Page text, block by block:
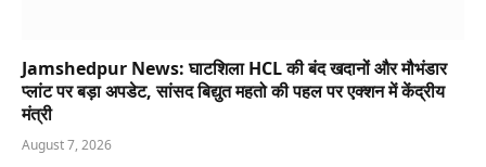
Jamshedpur News: घाटशिला HCL की बंद खदानों और मौभंडार
प्लांट पर बड़ा अपडेट, सांसद बिद्युत महतो की पहल पर एक्शन में केंद्रीय
मंत्री
August 7, 2026